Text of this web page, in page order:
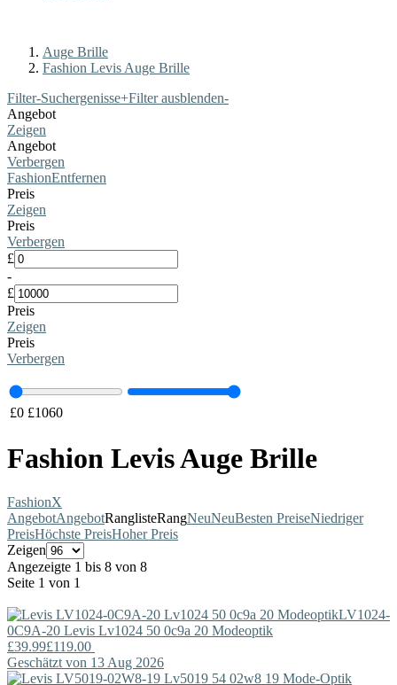
Auge Brille
Fashion Levis Auge Brille
Filter-Suchergenisse+Filter ausblenden-
Angebot
Zeigen
Angebot
Verbergen
FashionEntfernen
Preis
Zeigen
Preis
Verbergen
£
-
£
Preis
Zeigen
Preis
Verbergen
£0 £1060
Fashion Levis Auge Brille
FashionX
AngebotAngebotRanglisteRangNeuNeuBesten PreiseNiedriger
PreisHöchste PreisHoher Preis
Zeigen
Angezeigte 1 bis 8 von 8
Seite 1 von 1
LV1024-
0C9A-20 Levis Lv1024 50 0c9a 20 Modeoptik
£39.99£119.00
Geschätzt von 13 Aug 2026